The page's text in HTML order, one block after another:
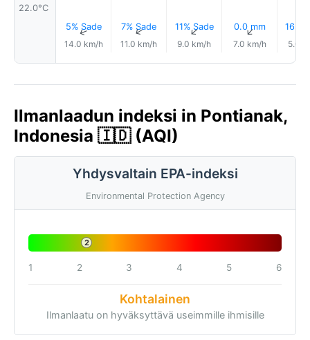
22.0°C
5% Sade
↑
14.0 km/h
7% Sade
↑
11.0 km/h
11% Sade
↑
9.0 km/h
0.0 mm
↑
7.0 km/h
16%
5.0
Ilmanlaadun indeksi in Pontianak,
Indonesia 🇮🇩 (AQI)
Yhdysvaltain EPA-indeksi
Environmental Protection Agency
2
1 2 3 4 5 6
Kohtalainen
Ilmanlaatu on hyväksyttävä useimmille ihmisille